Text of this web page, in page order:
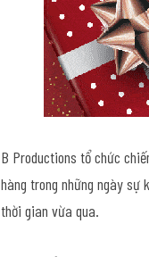
B Productions tổ chức
hàng trong những ngày sự
thời gian vừa qua.